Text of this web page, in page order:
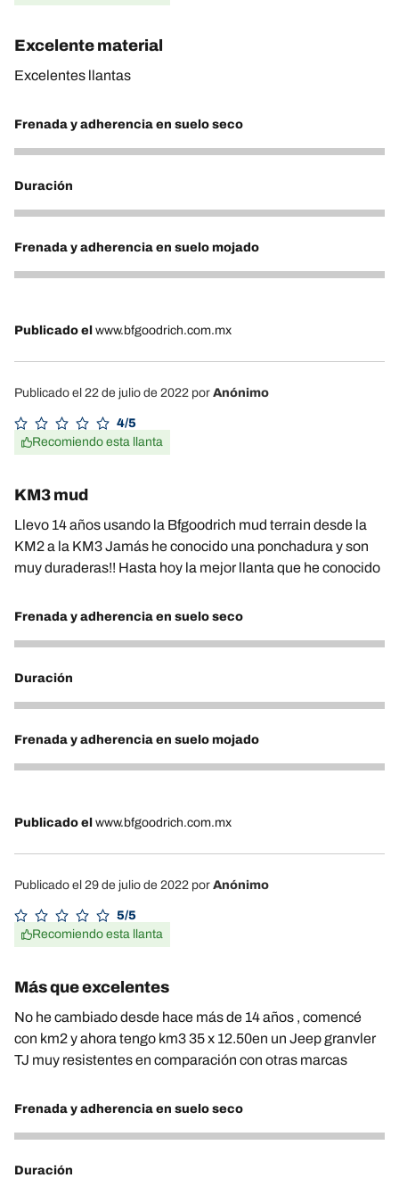
Excelente material
Excelentes llantas
Frenada y adherencia en suelo seco
5
Duración
5
Frenada y adherencia en suelo mojado
5
Publicado el www.bfgoodrich.com.mx
Publicado el 22 de julio de 2022 por Anónimo
4/5
Recomiendo esta llanta
KM3 mud
Llevo 14 años usando la Bfgoodrich mud terrain desde la
KM2 a la KM3 Jamás he conocido una ponchadura y son
muy duraderas!! Hasta hoy la mejor llanta que he conocido
Frenada y adherencia en suelo seco
5
Duración
5
Frenada y adherencia en suelo mojado
5
Publicado el www.bfgoodrich.com.mx
Publicado el 29 de julio de 2022 por Anónimo
5/5
Recomiendo esta llanta
Más que excelentes
No he cambiado desde hace más de 14 años , comencé
con km2 y ahora tengo km3 35 x 12.50en un Jeep granvler
TJ muy resistentes en comparación con otras marcas
Frenada y adherencia en suelo seco
5
Duración